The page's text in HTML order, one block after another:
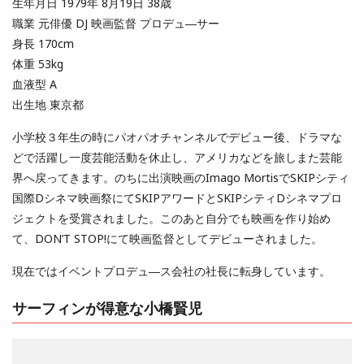
職業 元俳優 DJ 映画監督 プロデュ―サー
身長 170cm
体重 53kg
血液型 A
出生地 東京都
小学校３年生の時にパオパオチャンネルでデビュー後、ドラマな
どで活躍し一度芸能活動を休止し、アメリカなどを旅しまた芸能
界へ戻ってきます。のちに出演映画のImago MortisでSKIPシティ
国際Dシネマ映画祭にてSKIPアワードとSKIPシティDシネマプロ
ジェクトを受賞されました。このあと自分でも映画を作り始め
て、DON’T STOP!にて映画監督としてデビューされました。
現在ではイベントプロデュ―ス会社の社長に転身しています。
サーフィンが得意な小橋賢児